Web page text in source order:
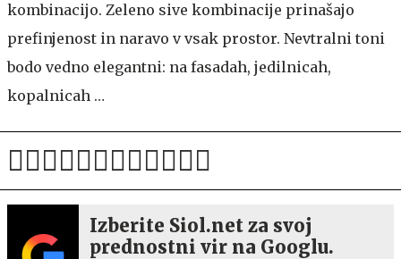
kombinacijo. Zeleno sive kombinacije prinašajo
prefinjenost in naravo v vsak prostor. Nevtralni toni
bodo vedno elegantni: na fasadah, jedilnicah,
kopalnicah …
Izberite Siol.net za svoj
prednostni vir na Googlu.